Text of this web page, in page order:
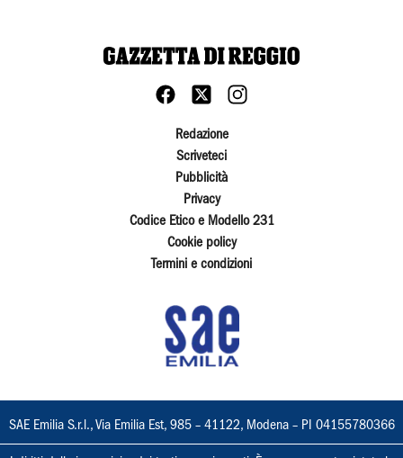
Redazione
Scriveteci
Pubblicità
Privacy
Codice Etico e Modello 231
Cookie policy
Termini e condizioni
SAE Emilia S.r.l., Via Emilia Est, 985 – 41122, Modena – PI 04155780366